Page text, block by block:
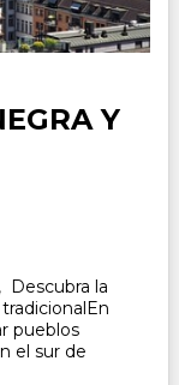
Y
Descubra la
pueblos
el sur de